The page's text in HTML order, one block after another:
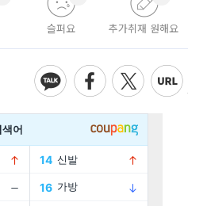
슬퍼요 추가취재 원해요